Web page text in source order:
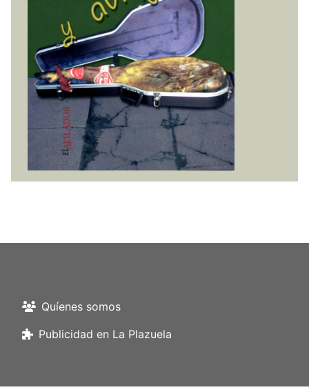
Quíenes somos
Publicidad en La Plazuela